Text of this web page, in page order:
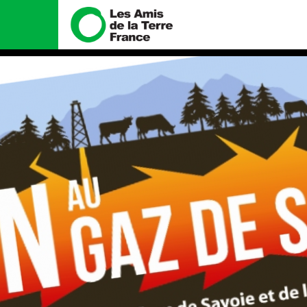
Nous connaître
Histoire
Manifeste
Missions et méthodes
Valeurs
Équipes et fonctionnement
Le réseau dans le monde
Nos alliés
Je soutiens les Amis de la
Terre
Nos
Total, rendez-
tribunal
Gaz « naturel »,
enfumage
Mode : une
destructrice
Gaz au
violence
Nos autres